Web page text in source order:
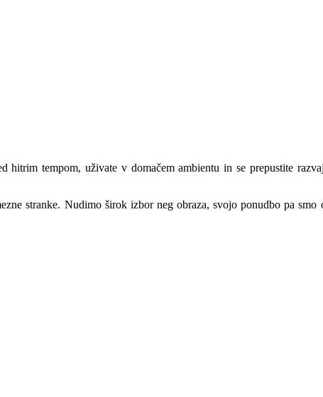
tempom, uživate v domačem ambientu in se prepustite
stranke. Nudimo širok izbor neg obraza, svojo ponudbo pa